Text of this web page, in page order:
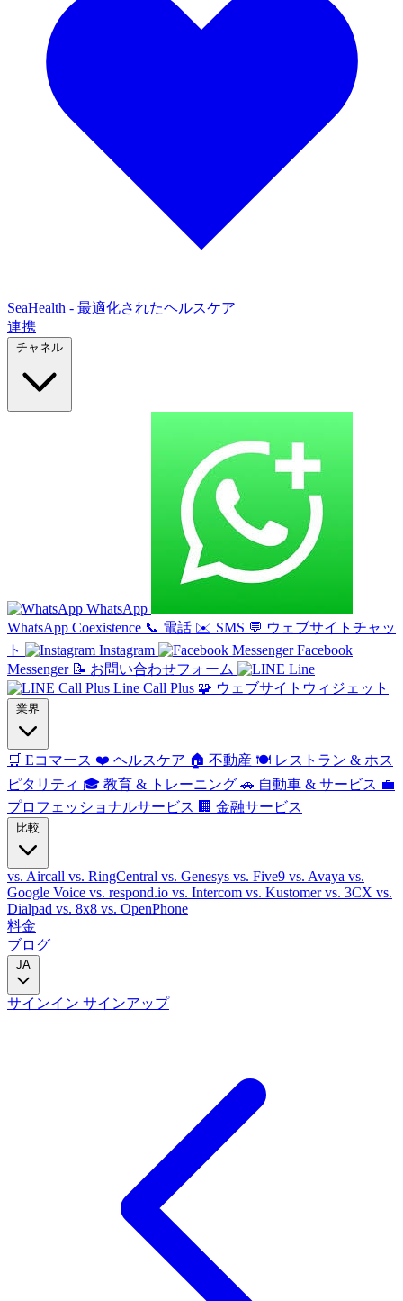
SeaHealth - 最適化されたヘルスケア
連携
チャネル
WhatsApp
WhatsApp Coexistence 📞 電話 ✉️ SMS 💬 ウェブサイトチャッ
ト
Instagram
Facebook
Messenger 📝 お問い合わせフォーム
Line
Line Call Plus 🧩 ウェブサイトウィジェット
業界
🛒 Eコマース ❤️ ヘルスケア 🏠 不動産 🍽️ レストラン & ホス
ピタリティ 🎓 教育 & トレーニング 🚗 自動車 & サービス 💼
プロフェッショナルサービス 🏢 金融サービス
比較
vs. Aircall vs. RingCentral vs. Genesys vs. Five9 vs. Avaya vs.
Google Voice vs. respond.io vs. Intercom vs. Kustomervs. 3CX vs.
Dialpad vs. 8x8 vs. OpenPhone
料金
ブログ
JA
サインイン サインアップ